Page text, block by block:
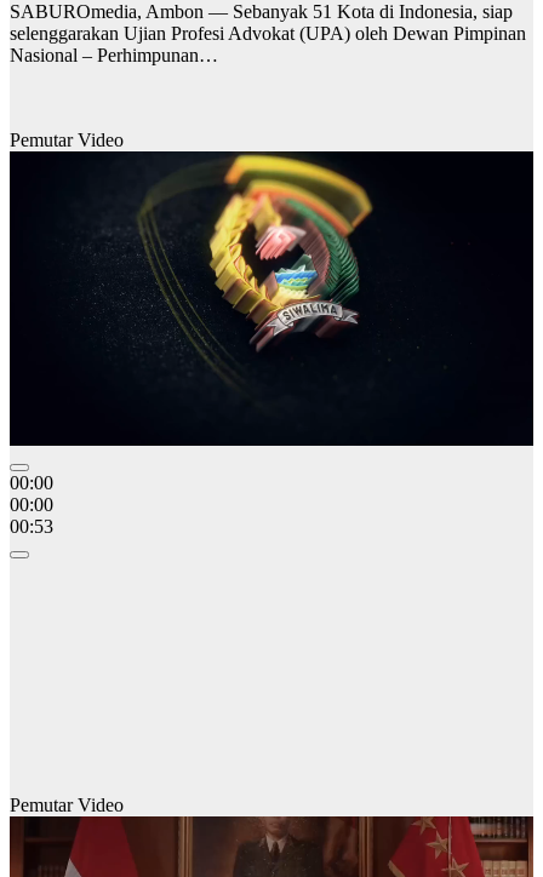
SABUROmedia, Ambon — Sebanyak 51 Kota di Indonesia, siap
selenggarakan Ujian Profesi Advokat (UPA) oleh Dewan Pimpinan
Nasional – Perhimpunan…
Pemutar Video
00:00
00:00
00:53
Pemutar Video